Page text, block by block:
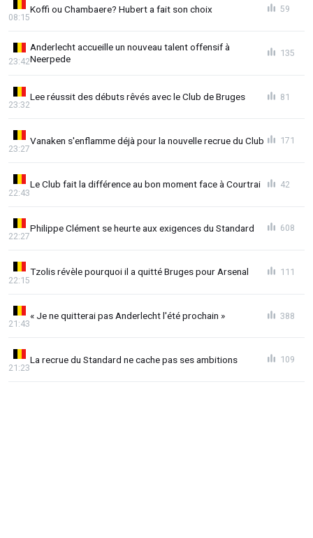
Koffi ou Chambaere? Hubert a fait son choix
08:15
59
Anderlecht accueille un nouveau talent offensif à
Neerpede
23:42
135
Lee réussit des débuts rêvés avec le Club de Bruges
23:32
81
Vanaken s'enflamme déjà pour la nouvelle recrue du Club
23:27
171
Le Club fait la différence au bon moment face à Courtrai
22:43
42
Philippe Clément se heurte aux exigences du Standard
22:27
608
Tzolis révèle pourquoi il a quitté Bruges pour Arsenal
22:15
111
« Je ne quitterai pas Anderlecht l'été prochain »
21:43
388
La recrue du Standard ne cache pas ses ambitions
21:23
109